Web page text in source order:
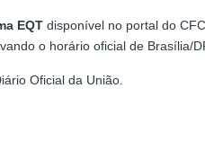
EQT disponível no portal do
o horário oficial de Brasília/
Oficial da União.